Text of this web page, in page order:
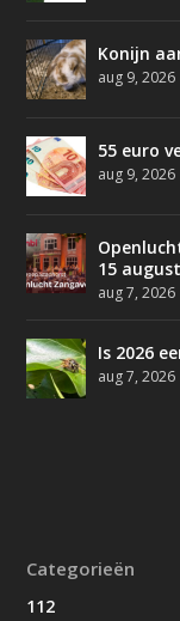
Konijn
aug 9, 2026
55 euro
aug 9, 2026
15
aug 7, 2026
Is 2026
aug 7, 2026
Categorieën
112